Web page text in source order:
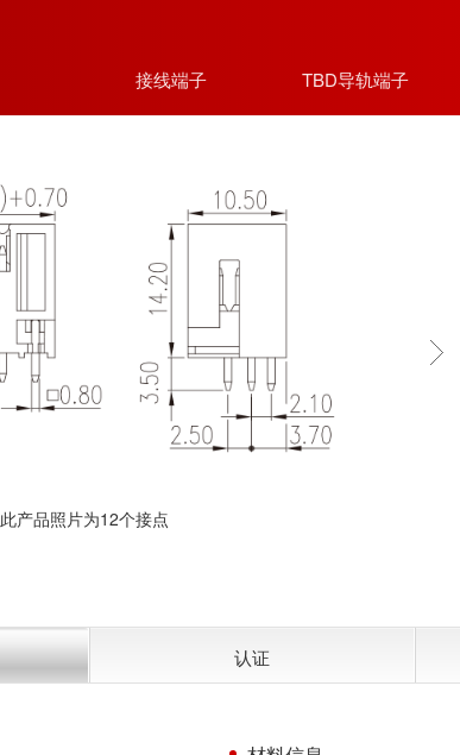
接线端子 TBD导轨端子
此产品照片为12个接点
认证